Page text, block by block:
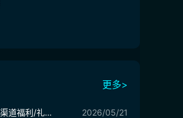
更多>
三国伏魔录哪个平台渠道福利/礼包最多最好 三国伏魔录福利最多平台推荐 2026/05/21